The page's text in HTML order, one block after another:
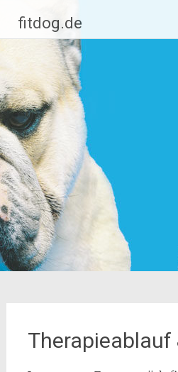
Inhalt
springen
fitdog.de
Therapieablauf